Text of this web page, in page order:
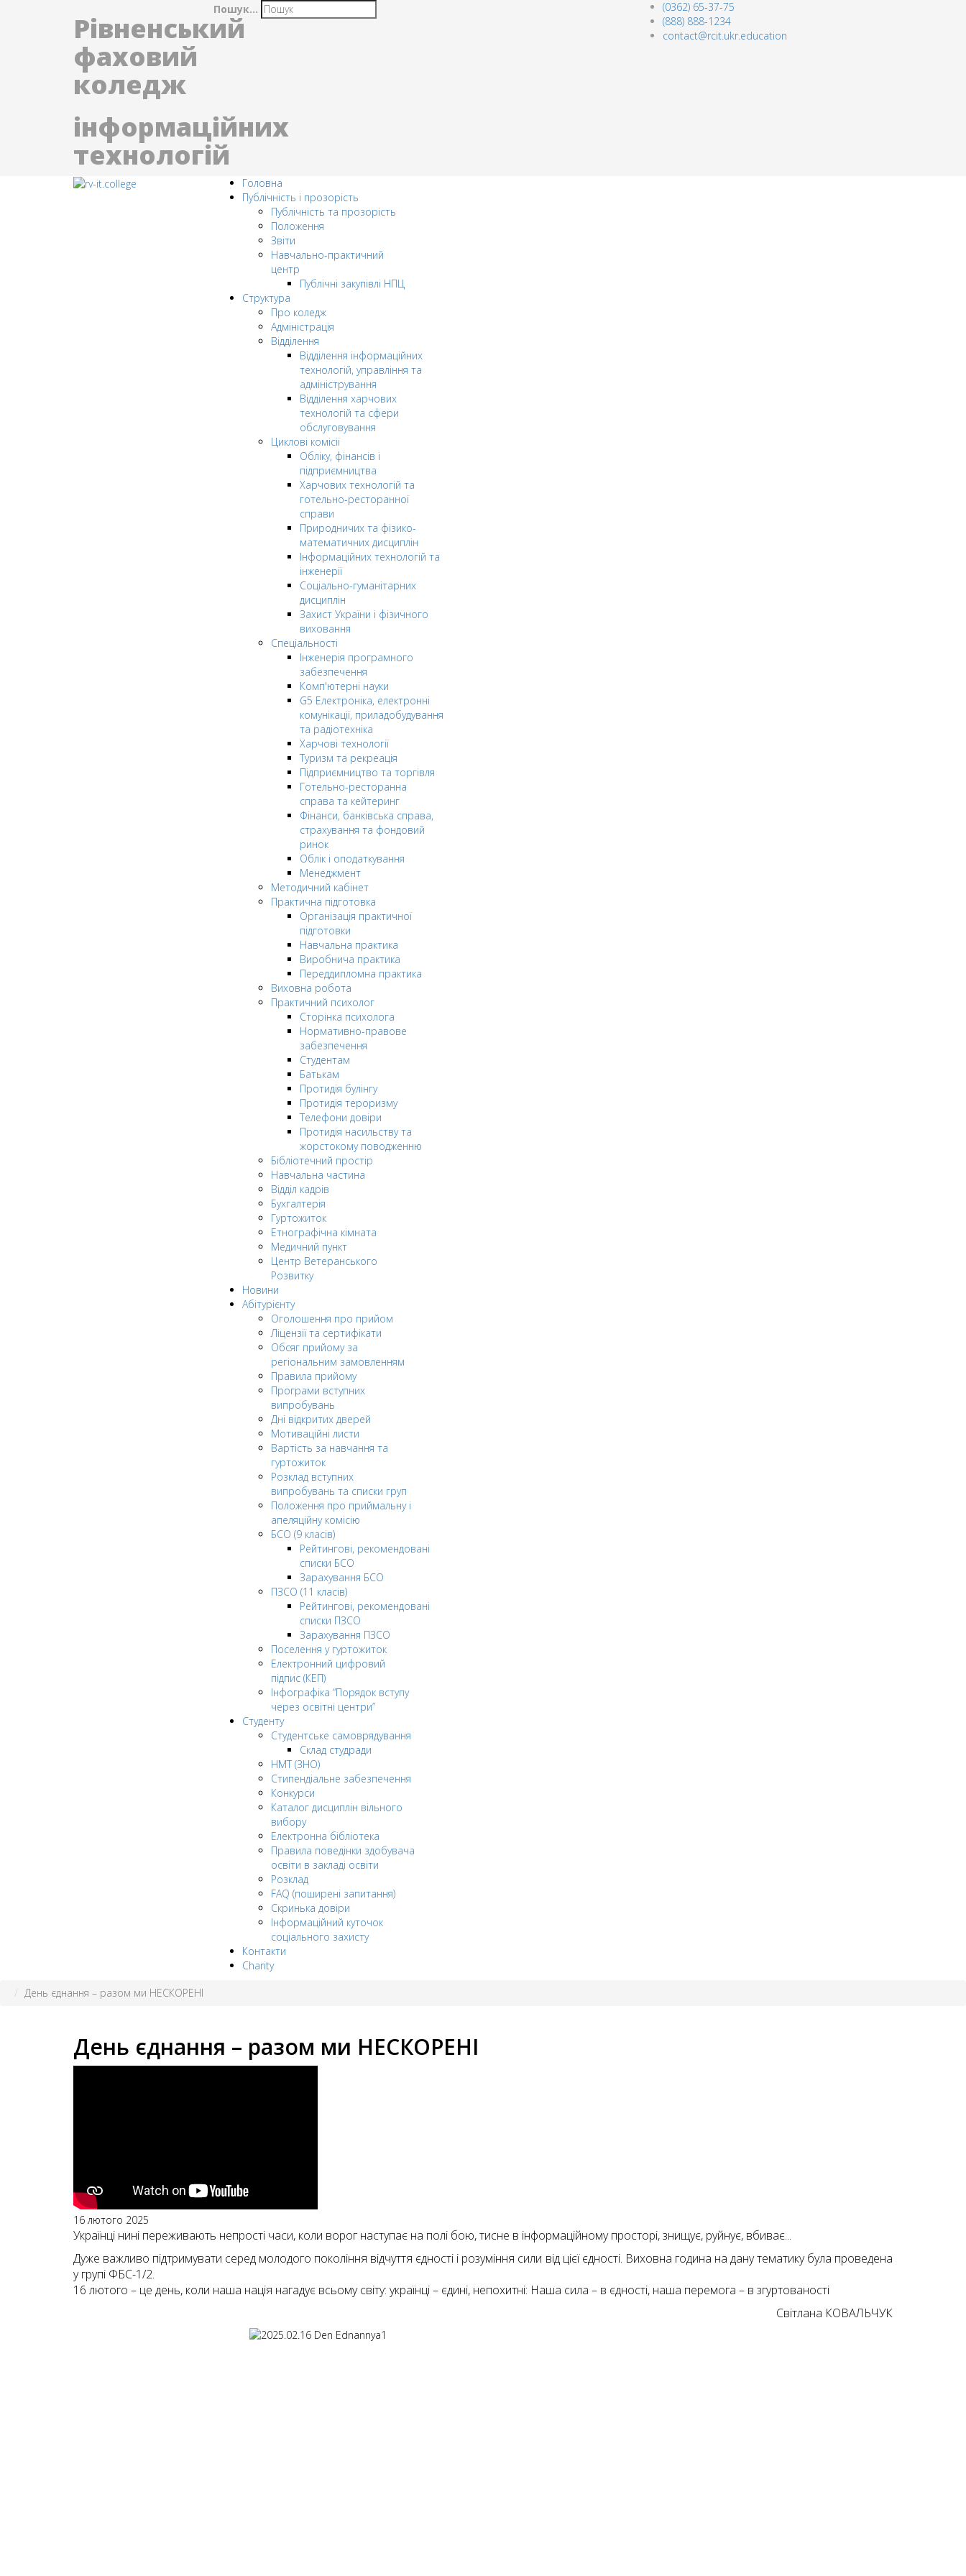
Рівненський
фаховий
коледж
інформаційних
технологій
Пошук...
(0362) 65-37-75
(888) 888-1234
contact@rcit.ukr.education
Головна
Публічність і прозорість
Публічність та прозорість
Положення
Звіти
Навчально-практичний
центр
Публічні закупівлі НПЦ
Структура
Про коледж
Адміністрація
Відділення
Відділення інформаційних
технологій, управління та
адміністрування
Відділення харчових
технологій та сфери
обслуговування
Циклові комісії
Обліку, фінансів і
підприємництва
Харчових технологій та
готельно-ресторанної
справи
Природничих та фізико-
математичних дисциплін
Інформаційних технологій та
інженерії
Соціально-гуманітарних
дисциплін
Захист України і фізичного
виховання
Спеціальності
Інженерія програмного
забезпечення
Комп'ютерні науки
G5 Електроніка, електронні
комунікації, приладобудування
та радіотехніка
Харчові технології
Туризм та рекреація
Підприємництво та торгівля
Готельно-ресторанна
справа та кейтеринг
Фінанси, банківська справа,
страхування та фондовий
ринок
Облік і оподаткування
Менеджмент
Методичний кабінет
Практична підготовка
Організація практичної
підготовки
Навчальна практика
Виробнича практика
Переддипломна практика
Виховна робота
Практичний психолог
Сторінка психолога
Нормативно-правове
забезпечення
Студентам
Батькам
Протидія булінгу
Протидія тероризму
Телефони довіри
Протидія насильству та
жорстокому поводженню
Бібліотечний простір
Навчальна частина
Відділ кадрів
Бухгалтерія
Гуртожиток
Етнографічна кімната
Медичний пункт
Центр Ветеранського
Розвитку
Новини
Абітурієнту
Оголошення про прийом
Ліцензії та сертифікати
Обсяг прийому за
регіональним замовленням
Правила прийому
Програми вступних
випробувань
Дні відкритих дверей
Мотиваційні листи
Вартість за навчання та
гуртожиток
Розклад вступних
випробувань та списки груп
Положення про приймальну і
апеляційну комісію
БСО (9 класів)
Рейтингові, рекомендовані
списки БСО
Зарахування БСО
ПЗСО (11 класів)
Рейтингові, рекомендовані
списки ПЗСО
Зарахування ПЗСО
Поселення у гуртожиток
Електронний цифровий
підпис (КЕП)
Інфографіка “Порядок вступу
через освітні центри”
Студенту
Студентське самоврядування
Склад студради
НМТ (ЗНО)
Стипендіальне забезпечення
Конкурси
Каталог дисциплін вільного
вибору
Електронна бібліотека
Правила поведінки здобувача
освіти в закладі освіти
Розклад
FAQ (поширені запитання)
Скринька довіри
Інформаційний куточок
соціального захисту
Контакти
Charity
День єднання – разом ми НЕСКОРЕНІ
День єднання – разом ми НЕСКОРЕНІ
16 лютого 2025
Українці нині переживають непрості часи, коли ворог наступає на полі бою, тисне в інформаційному просторі, знищує, руйнує, вбиває...
Дуже важливо підтримувати серед молодого покоління відчуття єдності і розуміння сили від цієї єдності. Виховна година на дану тематику була проведена
у групі ФБС-1/2.
16 лютого – це день, коли наша нація нагадує всьому світу: українці – єдині, непохитні: Наша сила – в єдності, наша перемога – в згуртованості
Світлана КОВАЛЬЧУК